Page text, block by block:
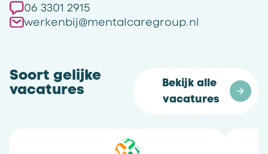
06 3301 2915
werkenbij@mentalcaregroup.nl
Soort gelijke
vacatures
Bekijk alle
vacatures